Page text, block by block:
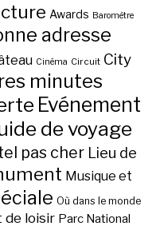
Awards Baromètre
adresse
Cinéma Circuit City
minutes
Evénement
de voyage
pas cher Lieu de
Musique et
Où dans le monde
loisir Parc National